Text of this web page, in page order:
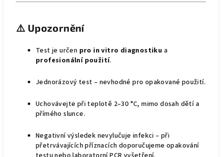
⚠️ Upozornění
Test je určen pro in vitro diagnostiku a
profesionální použití.
Jednorázový test – nevhodné pro opakované použití.
Uchovávejte při teplotě 2–30 °C, mimo dosah dětí a
přímého slunce.
Negativní výsledek nevylučuje infekci – při
přetrvávajících příznacích doporučujeme opakování